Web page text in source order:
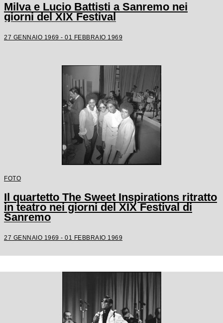
Milva e Lucio Battisti a Sanremo nei
giorni del XIX Festival
27 GENNAIO 1969 - 01 FEBBRAIO 1969
FOTO
Il quartetto The Sweet Inspirations ritratto
in teatro nei giorni del XIX Festival di
Sanremo
27 GENNAIO 1969 - 01 FEBBRAIO 1969